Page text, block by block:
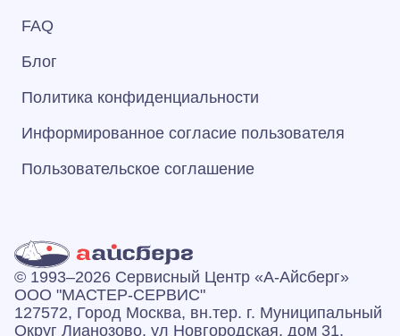
FAQ
Блог
Политика конфиденциальности
Информированное согласие пользователя
Пользовательское соглашение
© 1993–2026 Сервисный Центр «А‑Айсберг»
ООО "МАСТЕР-СЕРВИС"
127572, Город Москва, вн.тер. г. Муниципальный
Округ Лианозово, ул Новгородская, дом 31,